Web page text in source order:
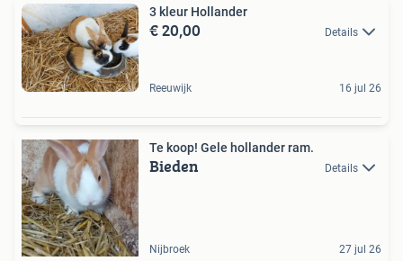
3 kleur Hollander
€ 20,00 Details
Reeuwijk 16 jul 26
Te koop! Gele hollander ram.
Bieden Details
Nijbroek 27 jul 26